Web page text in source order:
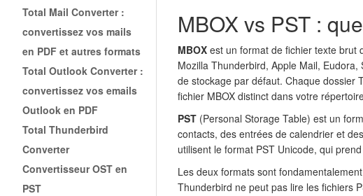
Total Mail Converter :
convertissez vos mails
en PDF et autres formats
Total Outlook Converter :
convertissez vos emails
Outlook en PDF
Total Thunderbird
Converter
Convertisseur OST en
PST
MBOX vs PST :
MBOX est un format de fichier texte brut
Mozilla Thunderbird, Apple Mail,
de stockage par défaut. Chaque dossier
fichier MBOX distinct dans votre
PST (Personal Storage Table) est un
contacts, des entrées de calendrier et
utilisent le format PST Unicode, qui
Les deux formats sont
Thunderbird ne peut pas lire les fichiers